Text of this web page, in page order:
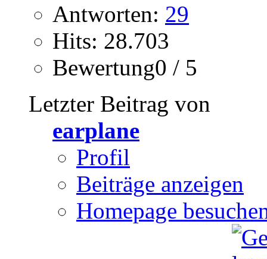
Antworten: 29
Hits: 28.703
Bewertung0 / 5
Letzter Beitrag von
earplane
Profil
Beiträge anzeigen
Homepage